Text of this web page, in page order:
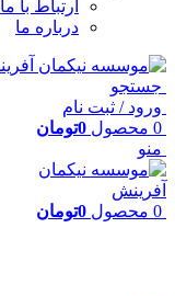
ارتباط با ما
درباره ما
جستجو
ورود / ثبت نام
0 محصول 0تومان
منو
0 محصول 0تومان